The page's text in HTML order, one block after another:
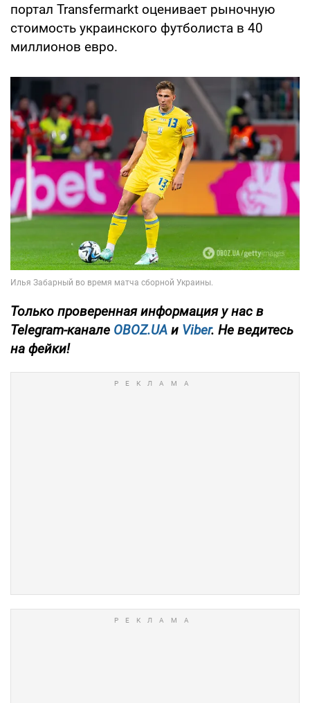
портал Transfermarkt оценивает рыночную
стоимость украинского футболиста в 40
миллионов евро.
Только проверенная информация у нас в
Telegram-канале OBOZ.UA и Viber. Не ведитесь
на фейки!